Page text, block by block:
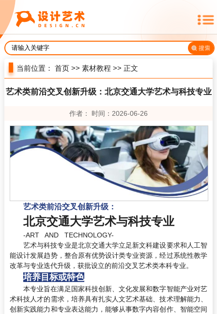
当前位置：首页 >>素材教程 >> 正文
艺术类前沿交叉创新升级：北京交通大学艺术与科技专业
作者： 时间：2026-06-26
艺术类前沿交叉创新升级：
北京交通大学艺术与科技专业
-ART AND TECHNOLOGY-
艺术与科技专业是北京交通大学立足新文科建设要求和人工智
能设计发展趋势，整合原有优势设计类专业资源，经过系统性教学
改革与专业迭代升级，获批设立的前沿交叉艺术类本科专业。
培养目标或特色
本专业旨在满足国家科技创新、文化发展和数字智能产业对艺
术科技人才的需求，培养具有扎实人文艺术基础、技术理解能力、
创新实践能力和专业表达能力，能够从事数字内容创作、智能空间